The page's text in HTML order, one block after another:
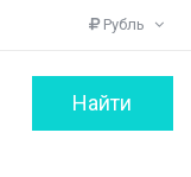
Рубль